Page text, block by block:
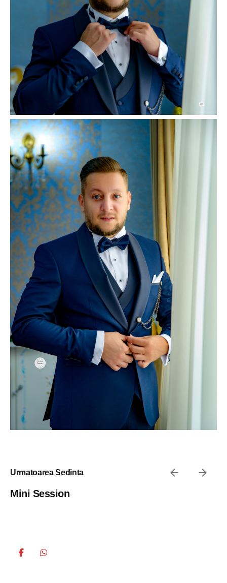
Urmatoarea Sedinta
Mini Session